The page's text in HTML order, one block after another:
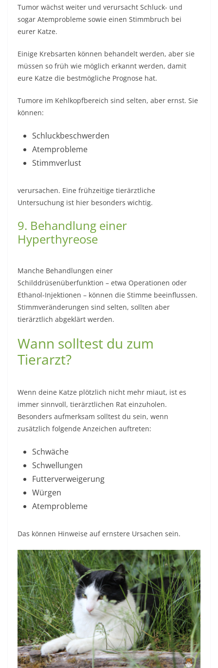
Tumor wächst weiter und verursacht Schluck- und
sogar Atemprobleme sowie einen Stimmbruch bei
eurer Katze.
Einige Krebsarten können behandelt werden, aber sie
müssen so früh wie möglich erkannt werden, damit
eure Katze die bestmögliche Prognose hat.
Tumore im Kehlkopfbereich sind selten, aber ernst. Sie
können:
Schluckbeschwerden
Atemprobleme
Stimmverlust
verursachen. Eine frühzeitige tierärztliche
Untersuchung ist hier besonders wichtig.
9. Behandlung einer
Hyperthyreose
Manche Behandlungen einer
Schilddrüsenüberfunktion – etwa Operationen oder
Ethanol-Injektionen – können die Stimme beeinflussen.
Stimmveränderungen sind selten, sollten aber
tierärztlich abgeklärt werden.
Wann solltest du zum
Tierarzt?
Wenn deine Katze plötzlich nicht mehr miaut, ist es
immer sinnvoll, tierärztlichen Rat einzuholen.
Besonders aufmerksam solltest du sein, wenn
zusätzlich folgende Anzeichen auftreten:
Schwäche
Schwellungen
Futterverweigerung
Würgen
Atemprobleme
Das können Hinweise auf ernstere Ursachen sein.